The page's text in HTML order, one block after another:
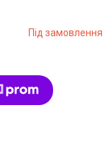
Під замовлення